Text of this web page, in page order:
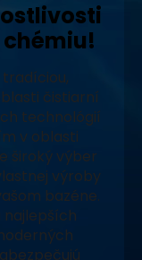
tradíciou,
čistiarní
technológií
v oblasti
široký výber
výroby
bazéne.
najlepších